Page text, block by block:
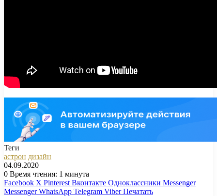
Теги
астрон дизайн
04.09.2020
0 Время чтения: 1 минута
Facebook X Pinterest Вконтакте Одноклассники Messenger
Messenger WhatsApp Telegram Viber Печатать